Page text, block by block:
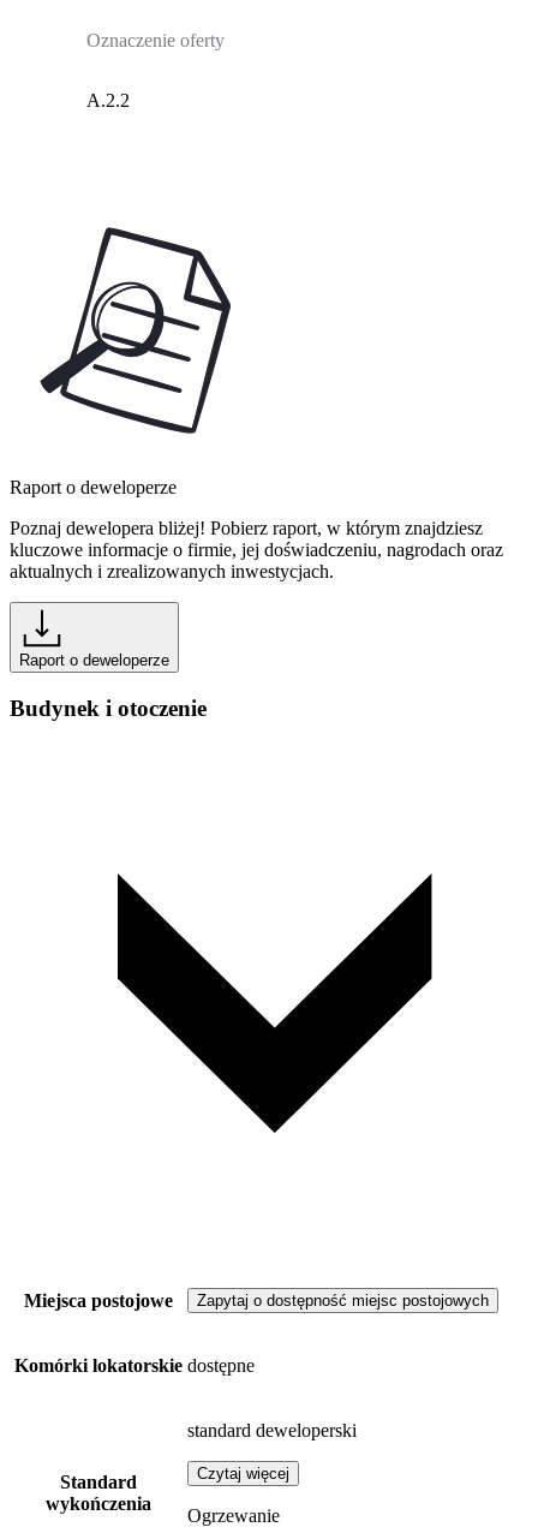
Oznaczenie oferty
A.2.2
Raport o deweloperze
Poznaj dewelopera bliżej! Pobierz raport, w którym znajdziesz
kluczowe informacje o firmie, jej doświadczeniu, nagrodach oraz
aktualnych i zrealizowanych inwestycjach.
Raport o deweloperze
Budynek i otoczenie
Miejsca postojowe Zapytaj o dostępność miejsc postojowych
Komórki lokatorskie dostępne
Standard
wykończenia
standard deweloperski
Czytaj więcej
Ogrzewanie